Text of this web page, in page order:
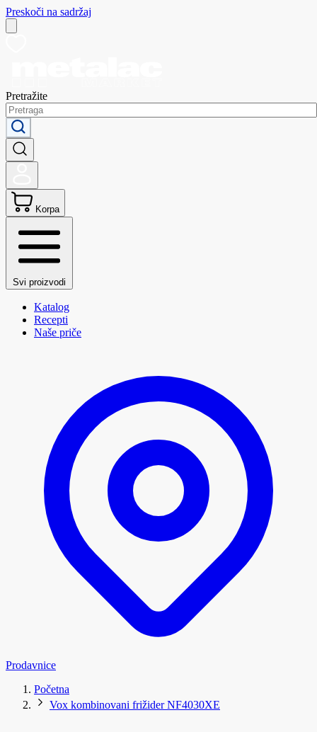
Preskoči na sadržaj
Pretražite
Korpa
Svi proizvodi
Katalog
Recepti
Naše priče
Prodavnice
Početna
Vox kombinovani frižider NF4030XE